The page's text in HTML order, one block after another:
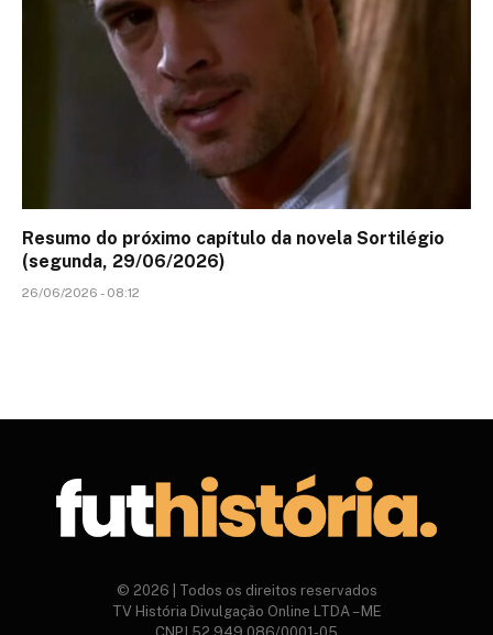
Resumo do próximo capítulo da novela Sortilégio
(segunda, 29/06/2026)
26/06/2026 - 08:12
© 2026 | Todos os direitos reservados
TV História Divulgação Online LTDA – ME